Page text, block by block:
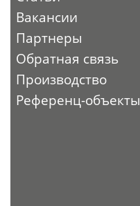
Вакансии
Партнеры
Обратная связь
Производство
Референц-объекты